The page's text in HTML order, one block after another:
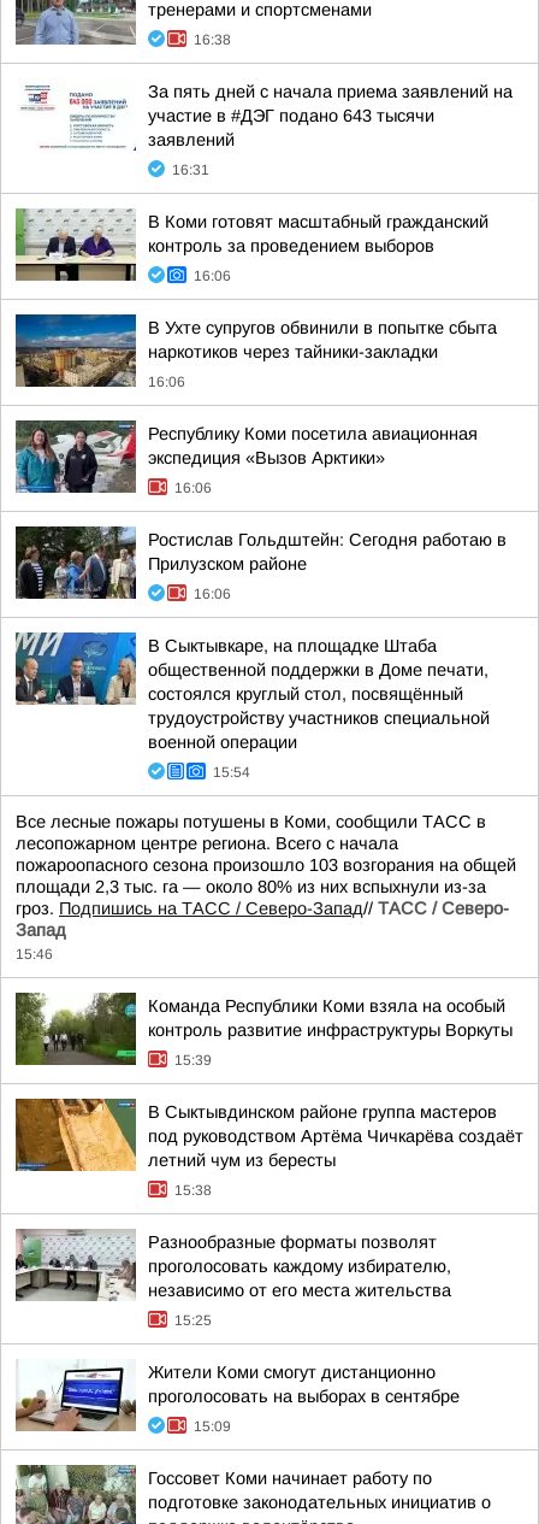
тренерами и спортсменами
16:38
За пять дней с начала приема заявлений на
участие в #ДЭГ подано 643 тысячи
заявлений
16:31
В Коми готовят масштабный гражданский
контроль за проведением выборов
16:06
В Ухте супругов обвинили в попытке сбыта
наркотиков через тайники-закладки
16:06
Республику Коми посетила авиационная
экспедиция «Вызов Арктики»
16:06
Ростислав Гольдштейн: Сегодня работаю в
Прилузском районе
16:06
В Сыктывкаре, на площадке Штаба
общественной поддержки в Доме печати,
состоялся круглый стол, посвящённый
трудоустройству участников специальной
военной операции
15:54
Все лесные пожары потушены в Коми, сообщили ТАСС в
лесопожарном центре региона. Всего с начала
пожароопасного сезона произошло 103 возгорания на общей
площади 2,3 тыс. га — около 80% из них вспыхнули из-за
гроз. Подпишись на ТАСС / Северо-Запад// ТАСС / Северо-
Запад
15:46
Команда Республики Коми взяла на особый
контроль развитие инфраструктуры Воркуты
15:39
В Сыктывдинском районе группа мастеров
под руководством Артёма Чичкарёва создаёт
летний чум из бересты
15:38
Разнообразные форматы позволят
проголосовать каждому избирателю,
независимо от его места жительства
15:25
Жители Коми смогут дистанционно
проголосовать на выборах в сентябре
15:09
Госсовет Коми начинает работу по
подготовке законодательных инициатив о